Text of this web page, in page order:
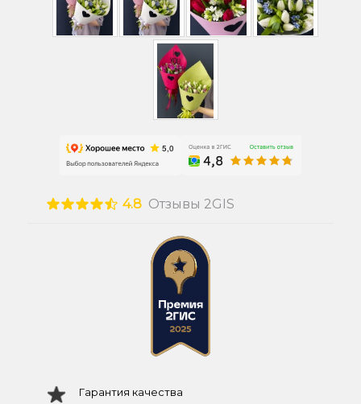
4.8 Отзывы 2GIS
Гарантия качества